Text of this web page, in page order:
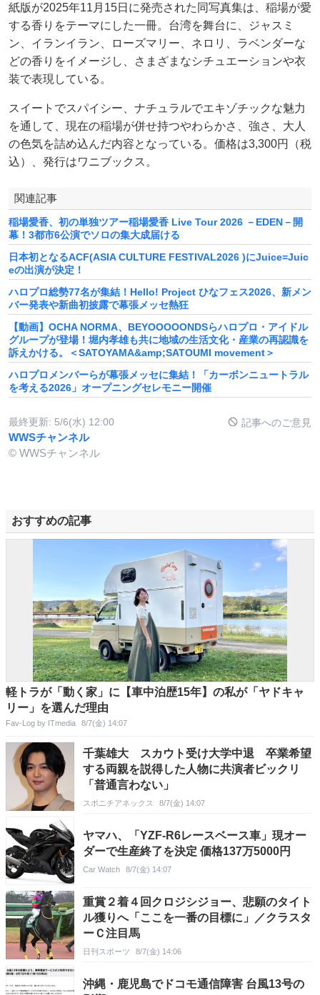
紙版が2025年11月15日に発売された同写真集は、稲場が愛
する香りをテーマにした一冊。台湾を舞台に、ジャスミ
ン、イランイラン、ローズマリー、ネロリ、ラベンダーな
どの香りをイメージし、さまざまなシチュエーションや衣
装で表現している。
スイートでスパイシー、ナチュラルでエキゾチックな魅力
を通して、現在の稲場が併せ持つやわらかさ、強さ、大人
の色気を詰め込んだ内容となっている。価格は3,300円（税
込）、発行はワニブックス。
関連記事
稲場愛香、初の単独ツアー稲場愛香 Live Tour 2026 －EDEN－開
幕！3都市6公演でソロの集大成届ける
日本初となるACF(ASIA CULTURE FESTIVAL2026 )にJuice=Juic
eの出演が決定！
ハロプロ総勢77名が集結！Hello! Project ひなフェス2026、新メン
バー発表や新曲初披露で幕張メッセ熱狂
【動画】OCHA NORMA、BEYOOOOONDSらハロプロ・アイドル
グループが登場！堀内孝雄も共に地域の生活文化・産業の再認識を
訴えかける。＜SATOYAMA&amp;SATOUMI movement＞
ハロプロメンバーらが幕張メッセに集結！「カーボンニュートラル
を考える2026」オープニングセレモニー開催
最終更新: 5/6(水) 12:00 記事へのご意見
WWSチャンネル
© WWSチャンネル
おすすめの記事
軽トラが「動く家」に【車中泊歴15年】の私が「ヤドキャ
リー」を選んだ理由
Fav-Log by ITmedia 8/7(金) 14:07
千葉雄大 スカウト受け大学中退 卒業希望
する両親を説得した人物に共演者ビックリ
「普通言わない」
スポニチアネックス 8/7(金) 14:07
ヤマハ、「YZF-R6レースベース車」現オー
ダーで生産終了を決定 価格137万5000円
Car Watch 8/7(金) 14:07
重賞２着４回クロジシジョー、悲願のタイト
ル獲りへ「ここを一番の目標に」／クラスタ
ーＣ注目馬
日刊スポーツ 8/7(金) 14:06
沖縄・鹿児島でドコモ通信障害 台風13号の